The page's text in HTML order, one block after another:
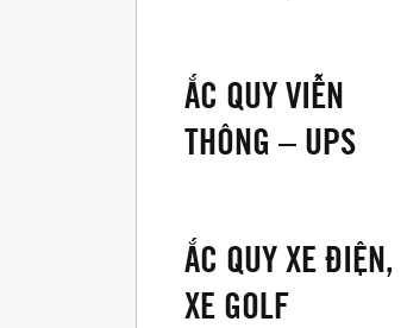
ẮC QUY VIỄN
THÔNG – UPS
ẮC QUY XE ĐIỆN,
XE GOLF